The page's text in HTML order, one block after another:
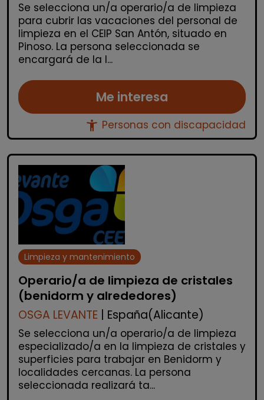
Se selecciona un/a operario/a de limpieza
para cubrir las vacaciones del personal de
limpieza en el CEIP San Antón, situado en
Pinoso. La persona seleccionada se
encargará de la l...
Me interesa
accessibility_new Personas con discapacidad
Limpieza y mantenimiento
Operario/a de limpieza de cristales
(benidorm y alrededores)
OSGA LEVANTE | España(Alicante)
Se selecciona un/a operario/a de limpieza
especializado/a en la limpieza de cristales y
superficies para trabajar en Benidorm y
localidades cercanas. La persona
seleccionada realizará ta...